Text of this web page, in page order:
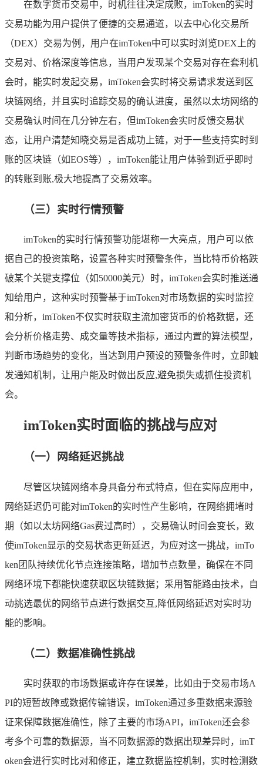
在数字货币交易中，时机往往决定成败，imToken的实时
交易功能为用户提供了便捷的交易通道，以去中心化交易所
（DEX）交易为例，用户在imToken中可以实时浏览DEX上的
交易对、价格深度等信息，当用户发现某个交易对存在套利机
会时，能实时发起交易，imToken会实时将交易请求发送到区
块链网络，并且实时追踪交易的确认进度，虽然以太坊网络的
交易确认时间在几分钟左右，但imToken会实时反馈交易状
态，让用户清楚知晓交易是否成功上链，对于一些支持实时到
账的区块链（如EOS等），imToken能让用户体验到近乎即时
的转账到账,极大地提高了交易效率。
（三）实时行情预警
imToken的实时行情预警功能堪称一大亮点，用户可以依
据自己的投资策略，设置各种实时预警条件，当比特币价格跌
破某个关键支撑位（如50000美元）时，imToken会实时推送通
知给用户，这种实时预警基于imToken对市场数据的实时监控
和分析，imToken不仅实时获取主流加密货币的价格数据，还
会分析价格走势、成交量等技术指标，通过内置的算法模型，
判断市场趋势的变化，当达到用户预设的预警条件时，立即触
发通知机制，让用户能及时做出反应,避免损失或抓住投资机
会。
imToken实时面临的挑战与应对
（一）网络延迟挑战
尽管区块链网络本身具备分布式特点，但在实际应用中，
网络延迟仍可能对imToken的实时性产生影响，在网络拥堵时
期（如以太坊网络Gas费过高时），交易确认时间会变长，致
使imToken显示的交易状态更新延迟，为应对这一挑战，imTo
ken团队持续优化节点连接策略，增加节点数量，确保在不同
网络环境下都能快速获取区块链数据；采用智能路由技术，自
动挑选最优的网络节点进行数据交互,降低网络延迟对实时功
能的影响。
（二）数据准确性挑战
实时获取的市场数据或许存在误差，比如由于交易市场A
PI的短暂故障或数据传输错误，imToken通过多重数据来源验
证来保障数据准确性，除了主要的市场API，imToken还会参
考多个可靠的数据源，当不同数据源的数据出现差异时，imT
oken会进行实时比对和修正，建立数据监控机制，实时检测数